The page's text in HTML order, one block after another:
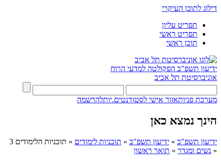
דילוג לתוכן העיקרי
תפריט עליון
תפריט ראשי
תוכן ראשי
ידיעון תשפ"ב הפקולטה למדעי הרוח
אוניברסיטת תל אביב
מערכת פניותאזור אישי לסטודנטים.יותלהרשמה
הינך נמצא כאן
ידיעון תשפ"ב » ידיעון תשפ"ב » תוכניות לימודים » תוכניות הלימודים 3
» נשים ומגדר » תואר ראשון